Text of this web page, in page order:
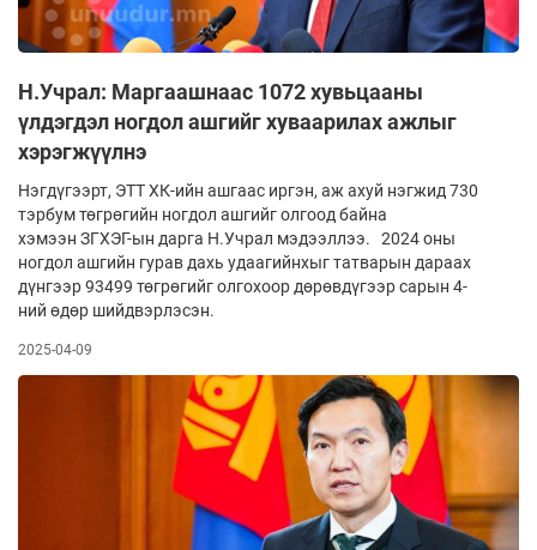
Н.Учрал: Маргаашнаас 1072 хувьцааны
үлдэгдэл ногдол ашгийг хуваарилах ажлыг
хэрэгжүүлнэ
Нэгдүгээрт, ЭТТ ХК-ийн ашгаас иргэн, аж ахуй нэгжид 730
тэрбум төгрөгийн ногдол ашгийг олгоод байна
хэмээн ЗГХЭГ-ын дарга Н.Учрал мэдээллээ. 2024 оны
ногдол ашгийн гурав дахь удаагийнхыг татварын дараах
дүнгээр 93499 төгрөгийг олгохоор дөрөвдүгээр сарын 4-
ний өдөр шийдвэрлэсэн.
2025-04-09